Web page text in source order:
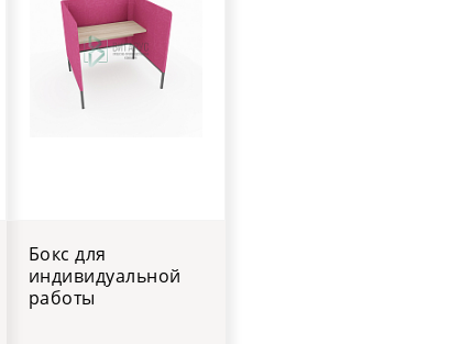
Бокс для
индивидуальной
работы